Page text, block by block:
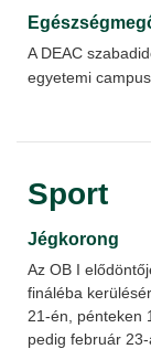
A DEAC
egyetemi
Sport
Jégkorong
Az OB I
fináléba
21-én, pénteken
pedig február